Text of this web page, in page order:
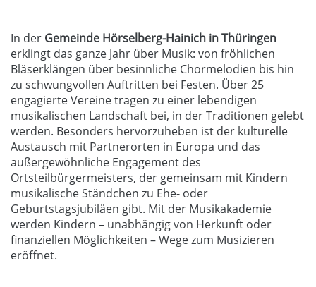
In der Gemeinde Hörselberg-Hainich in Thüringen
erklingt das ganze Jahr über Musik: von fröhlichen
Bläserklängen über besinnliche Chormelodien bis hin
zu schwungvollen Auftritten bei Festen. Über 25
engagierte Vereine tragen zu einer lebendigen
musikalischen Landschaft bei, in der Traditionen gelebt
werden. Besonders hervorzuheben ist der kulturelle
Austausch mit Partnerorten in Europa und das
außergewöhnliche Engagement des
Ortsteilbürgermeisters, der gemeinsam mit Kindern
musikalische Ständchen zu Ehe- oder
Geburtstagsjubiläen gibt. Mit der Musikakademie
werden Kindern – unabhängig von Herkunft oder
finanziellen Möglichkeiten – Wege zum Musizieren
eröffnet.